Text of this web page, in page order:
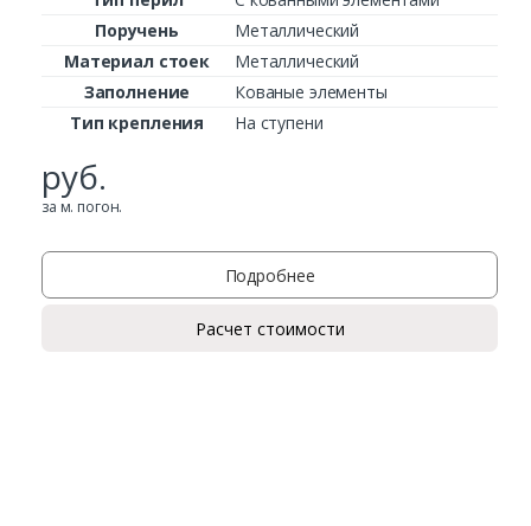
Поручень
Металлический
Материал стоек
Металлический
Заполнение
Кованые элементы
Тип крепления
На ступени
руб.
за м. погон.
Подробнее
Расчет стоимости